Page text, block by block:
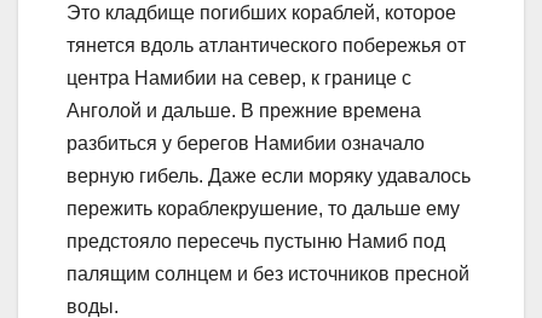
Это кладбище погибших кораблей, которое
тянется вдоль атлантического побережья от
центра Намибии на север, к границе с
Анголой и дальше. В прежние времена
разбиться у берегов Намибии означало
верную гибель. Даже если моряку удавалось
пережить кораблекрушение, то дальше ему
предстояло пересечь пустыню Намиб под
палящим солнцем и без источников пресной
воды.